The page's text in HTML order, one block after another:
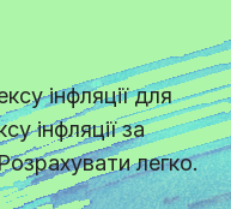
інфляції для
інфляції за
легко.